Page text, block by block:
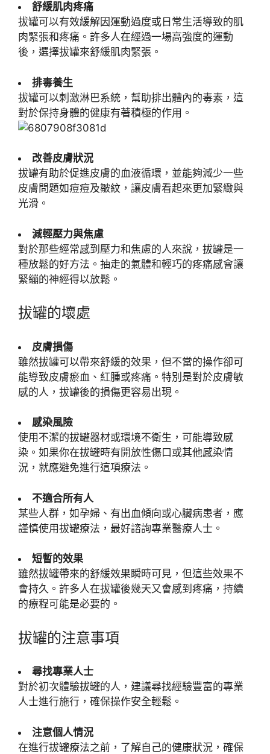
舒緩肌肉疼痛
拔罐可以有效緩解因運動過度或日常生活導致的肌
肉緊張和疼痛。許多人在經過一場高強度的運動
後，選擇拔罐來舒緩肌肉緊張。
排毒養生
拔罐可以刺激淋巴系統，幫助排出體內的毒素，這
對於保持身體的健康有著積極的作用。
改善皮膚狀況
拔罐有助於促進皮膚的血液循環，並能夠減少一些
皮膚問題如痘痘及皺紋，讓皮膚看起來更加緊緻與
光滑。
減輕壓力與焦慮
對於那些經常感到壓力和焦慮的人來說，拔罐是一
種放鬆的好方法。抽走的氣體和輕巧的疼痛感會讓
緊繃的神經得以放鬆。
拔罐的壞處
皮膚損傷
雖然拔罐可以帶來舒緩的效果，但不當的操作卻可
能導致皮膚瘀血、紅腫或疼痛。特別是對於皮膚敏
感的人，拔罐後的損傷更容易出現。
感染風險
使用不潔的拔罐器材或環境不衛生，可能導致感
染。如果你在拔罐時有開放性傷口或其他感染情
況，就應避免進行這項療法。
不適合所有人
某些人群，如孕婦、有出血傾向或心臟病患者，應
謹慎使用拔罐療法，最好諮詢專業醫療人士。
短暫的效果
雖然拔罐帶來的舒緩效果瞬時可見，但這些效果不
會持久。許多人在拔罐後幾天又會感到疼痛，持續
的療程可能是必要的。
拔罐的注意事項
尋找專業人士
對於初次體驗拔罐的人，建議尋找經驗豐富的專業
人士進行施行，確保操作安全輕鬆。
注意個人情況
在進行拔罐療法之前，了解自己的健康狀況，確保